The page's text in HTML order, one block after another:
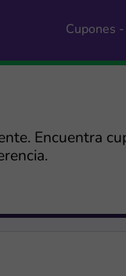
Cupones
Encuentra